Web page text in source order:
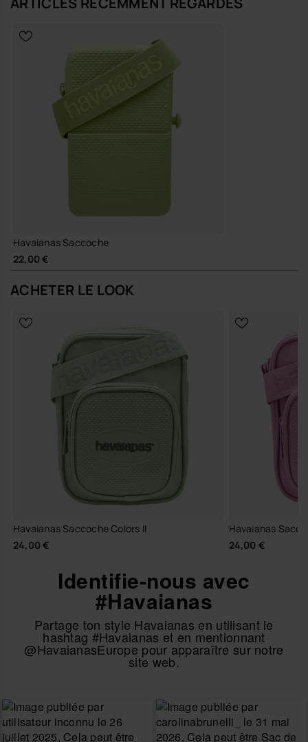
minimalilste, ou le porter en contraste avec une robe chemise fluide
et des sandales premium plus structurées. En ceinture sur la taille, il
redessine une silhouette et apporte un point focal graphique à une
Engagement et durabilité
Matière résistante pensée pour durer, facile d’entretien et
conçue pour accompagner plusieurs saisons, dans une
Havaianas Saccoche
22,00 €
ACHETER LE LOOK
Havaianas Saccoche Colors II
24,00 €
Havaianas
24,00 €
Identifie-nous avec
#Havaianas
Partage ton style Havaianas en utilisant le
hashtag #Havaianas et en mentionnant
@HavaianasEurope pour apparaître sur notre
site web.